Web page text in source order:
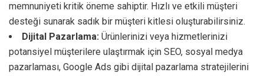
memnuniyeti kritik öneme sahiptir. Hızlı ve etkili müşteri
desteği sunarak sadık bir müşteri kitlesi oluşturabilirsiniz.
Dijital Pazarlama: Ürünlerinizi veya hizmetlerinizi
potansiyel müşterilere ulaştırmak için SEO, sosyal medya
pazarlaması, Google Ads gibi dijital pazarlama stratejilerini